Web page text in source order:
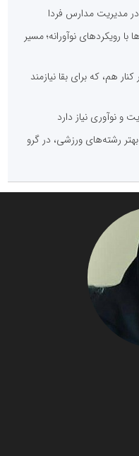
در مدیریت مدارس فردا
رویکردهای نوآورانه؛ مسیر
هم، که برای بقا نیازمند
و نوآوری نیاز دارد
رشته‌های ورزشی، در گرو